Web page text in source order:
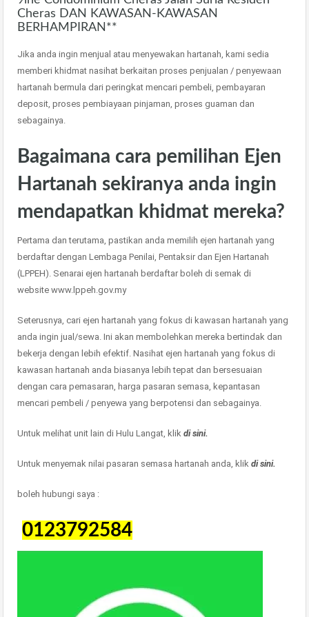
Cheras DAN KAWASAN-KAWASAN
BERHAMPIRAN**
Jika anda ingin menjual atau menyewakan hartanah, kami sedia
memberi khidmat nasihat berkaitan proses penjualan / penyewaan
hartanah bermula dari peringkat mencari pembeli, pembayaran
deposit, proses pembiayaan pinjaman, proses guaman dan
sebagainya.
Bagaimana cara pemilihan Ejen
Hartanah sekiranya anda ingin
mendapatkan khidmat mereka?
Pertama dan terutama, pastikan anda memilih ejen hartanah yang
berdaftar dengan Lembaga Penilai, Pentaksir dan Ejen Hartanah
(LPPEH). Senarai ejen hartanah berdaftar boleh di semak di
website www.lppeh.gov.my
Seterusnya, cari ejen hartanah yang fokus di kawasan hartanah yang
anda ingin jual/sewa. Ini akan membolehkan mereka bertindak dan
bekerja dengan lebih efektif. Nasihat ejen hartanah yang fokus di
kawasan hartanah anda biasanya lebih tepat dan bersesuaian
dengan cara pemasaran, harga pasaran semasa, kepantasan
mencari pembeli / penyewa yang berpotensi dan sebagainya.
Untuk melihat unit lain di Hulu Langat, klik di sini.
Untuk menyemak nilai pasaran semasa hartanah anda, klik di sini.
boleh hubungi saya :
0123792584